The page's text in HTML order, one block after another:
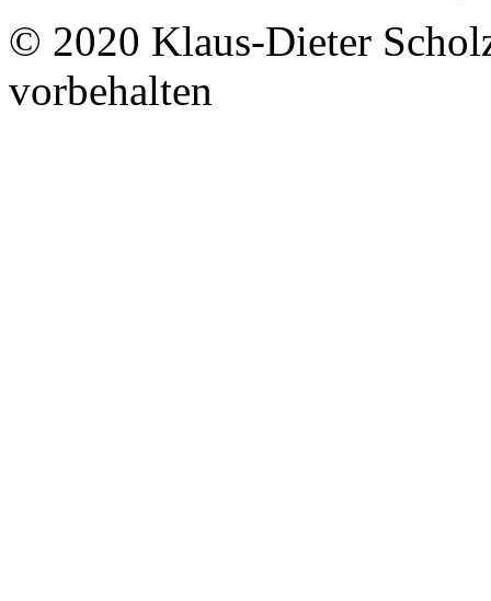
© 2020 Klaus-Dieter
vorbehalten